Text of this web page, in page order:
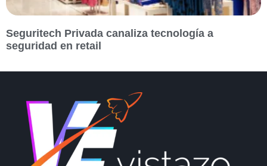
Seguritech Privada canaliza tecnología a
seguridad en retail